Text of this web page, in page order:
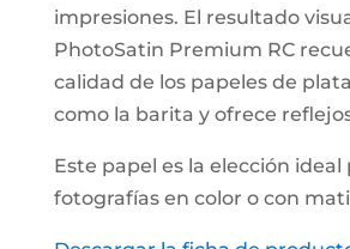
impresiones. El resultado
PhotoSatin Premium RC
calidad de los papeles de
como la barita y ofrece
Este papel es la elección ideal
fotografías en color o con